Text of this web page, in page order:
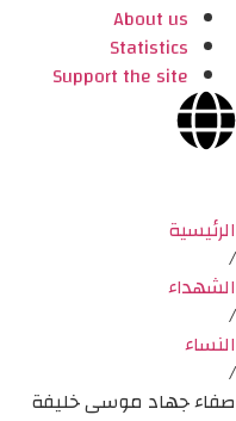
About us
Statistics
Support the site
الرئيسية
/
الشهداء
/
النساء
/
صفاء جهاد موسى خليفة